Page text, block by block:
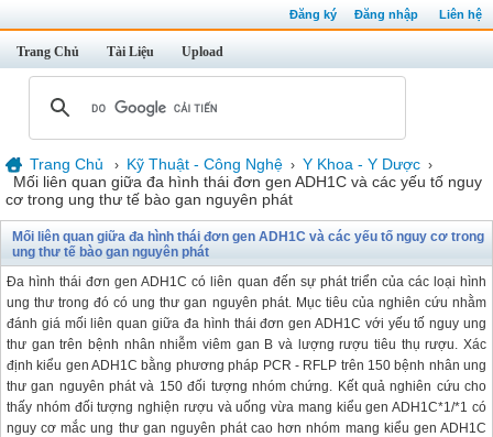
Đăng ký Đăng nhập Liên hệ
Trang Chủ Tài Liệu Upload
Trang Chủ › Kỹ Thuật - Công Nghệ › Y Khoa - Y Dược ›
Mối liên quan giữa đa hình thái đơn gen ADH1C và các yếu tố nguy
cơ trong ung thư tế bào gan nguyên phát
Mối liên quan giữa đa hình thái đơn gen ADH1C và các yếu tố nguy cơ trong
ung thư tế bào gan nguyên phát
Đa hình thái đơn gen ADH1C có liên quan đến sự phát triển của các loại hình
ung thư trong đó có ung thư gan nguyên phát. Mục tiêu của nghiên cứu nhằm
đánh giá mối liên quan giữa đa hình thái đơn gen ADH1C với yếu tố nguy ung
thư gan trên bệnh nhân nhiễm viêm gan B và lượng rượu tiêu thụ rượu. Xác
định kiểu gen ADH1C bằng phương pháp PCR - RFLP trên 150 bệnh nhân ung
thư gan nguyên phát và 150 đối tượng nhóm chứng. Kết quả nghiên cứu cho
thấy nhóm đối tượng nghiện rượu và uống vừa mang kiểu gen ADH1C*1/*1 có
nguy cơ mắc ung thư gan nguyên phát cao hơn nhóm mang kiểu gen ADH1C